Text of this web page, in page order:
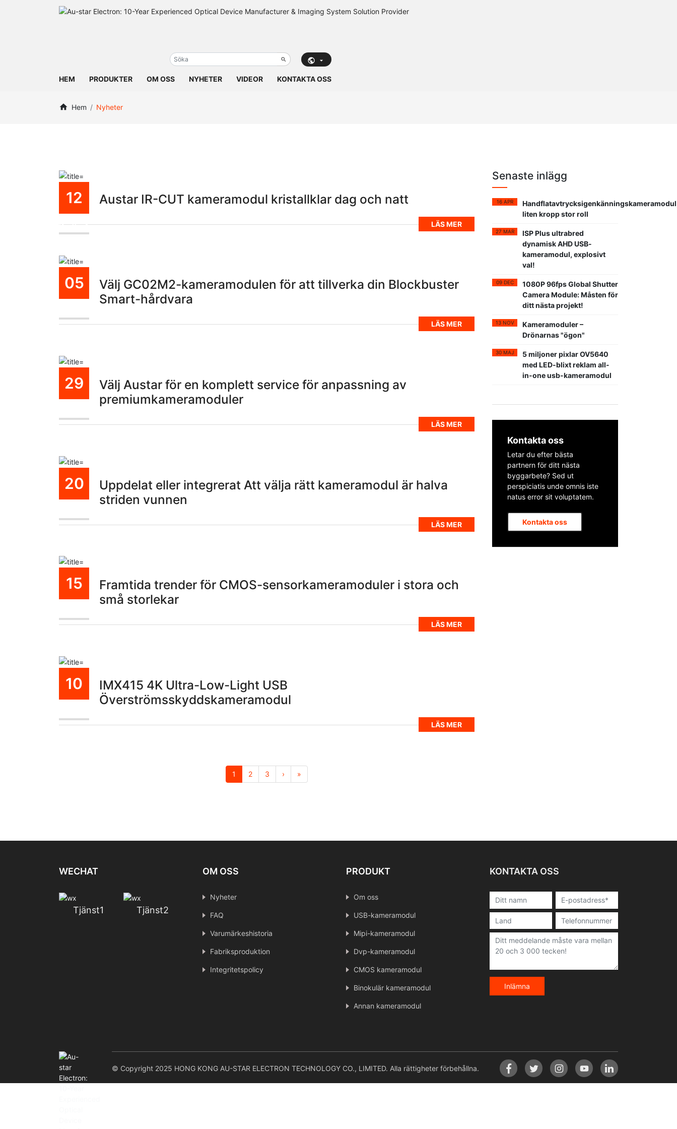
HEM PRODUKTER OM OSS NYHETER VIDEOR KONTAKTA OSS
Hem Nyheter
12
Nov
Austar IR-CUT kameramodul kristallklar dag och natt
LÄS MER
05
Välj GC02M2-kameramodulen för att tillverka din Blockbuster
Smart-hårdvara
LÄS MER
29
Välj Austar för en komplett service för anpassning av
premiumkameramoduler
LÄS MER
20
Uppdelat eller integrerat Att välja rätt kameramodul är halva
striden vunnen
LÄS MER
15
Framtida trender för CMOS-sensorkameramoduler i stora och
små storlekar
LÄS MER
10
IMX415 4K Ultra-Low-Light USB
Överströmsskyddskameramodul
LÄS MER
1 2 3 › »
Senaste inlägg
16 APR
liten kropp stor roll
27 MAR
ISP Plus ultrabred
dynamisk AHD USB-
kameramodul, explosivt
val!
09 DEC
1080P 96fps Global Shutter
Camera Module: Måsten för
ditt nästa projekt!
13 NOV
Kameramoduler –
Drönarnas "ögon"
30 MAJ
5 miljoner pixlar OV5640
med LED-blixt reklam all-
in-one usb-kameramodul
Kontakta oss
Letar du efter bästa
partnern för ditt nästa
byggarbete? Sed ut
perspiciatis unde omnis iste
natus error sit voluptatem.
Kontakta oss
WECHAT
Tjänst1 Tjänst2
OM OSS
Nyheter
FAQ
Varumärkeshistoria
Fabriksproduktion
Integritetspolicy
PRODUKT
Om oss
USB-kameramodul
Mipi-kameramodul
Dvp-kameramodul
CMOS kameramodul
Binokulär kameramodul
Annan kameramodul
KONTAKTA OSS
Inlämna
© Copyright 2025 HONG KONG AU-STAR ELECTRON TECHNOLOGY CO., LIMITED. Alla rättigheter förbehållna.